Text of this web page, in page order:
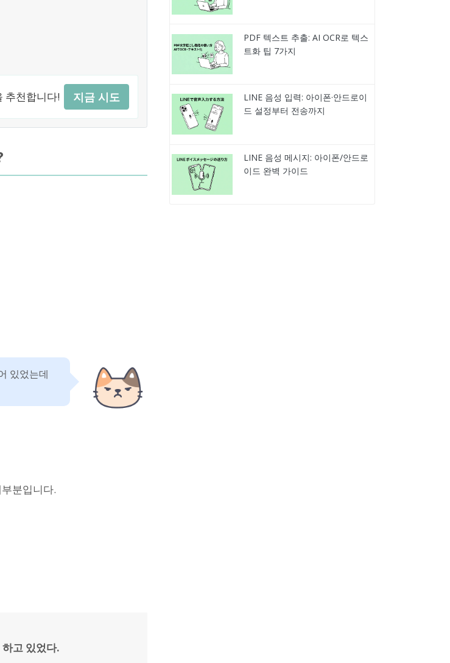
추천합니다! 지금 시도
있었는데
분입니다.
고 있었다.
PDF 텍스트 추출: AI OCR로 텍스
트화 팁 7가지
LINE 음성 입력: 아이폰·안드로이
드 설정부터 전송까지
LINE 음성 메시지: 아이폰/안드로
이드 완벽 가이드